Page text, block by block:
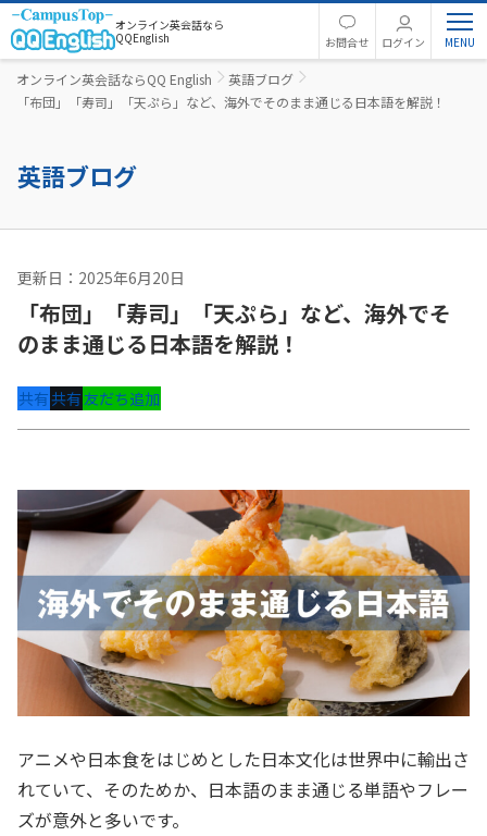
オンライン英会話なら
QQEnglish
お問合せ ログイン
オンライン英会話ならQQ English
英語ブログ
「布団」「寿司」「天ぷら」など、海外でそのまま通じる日本語を解説！
英語ブログ
更新日：2025年6月20日
「布団」「寿司」「天ぷら」など、海外でそ
のまま通じる日本語を解説！
共有共有友だち追加
アニメや日本食をはじめとした日本文化は世界中に輸出さ
れていて、そのためか、日本語のまま通じる単語やフレー
ズが意外と多いです。